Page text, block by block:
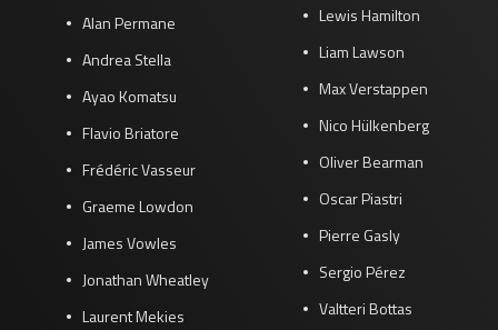
Alan Permane
Andrea Stella
Ayao Komatsu
Flavio Briatore
Frédéric Vasseur
Graeme Lowdon
James Vowles
Jonathan Wheatley
Laurent Mekies
Lewis Hamilton
Liam Lawson
Max Verstappen
Nico Hülkenberg
Oliver Bearman
Oscar Piastri
Pierre Gasly
Sergio Pérez
Valtteri Bottas